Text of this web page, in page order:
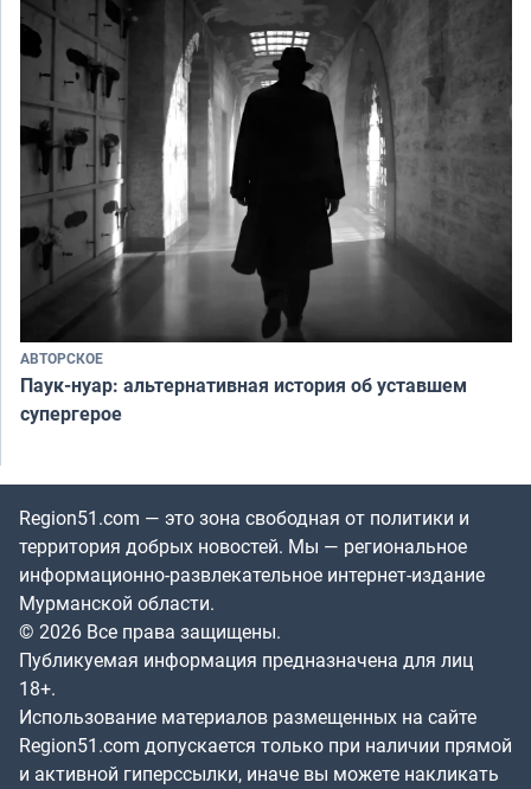
АВТОРСКОЕ
Паук-нуар: альтернативная история об уставшем
супергерое
Region51.com — это зона свободная от политики и
территория добрых новостей. Мы — региональное
информационно-развлекательное интернет-издание
Мурманской области.
© 2026 Все права защищены.
Публикуемая информация предназначена для лиц
18+.
Использование материалов размещенных на сайте
Region51.com допускается только при наличии прямой
и активной гиперссылки, иначе вы можете накликать